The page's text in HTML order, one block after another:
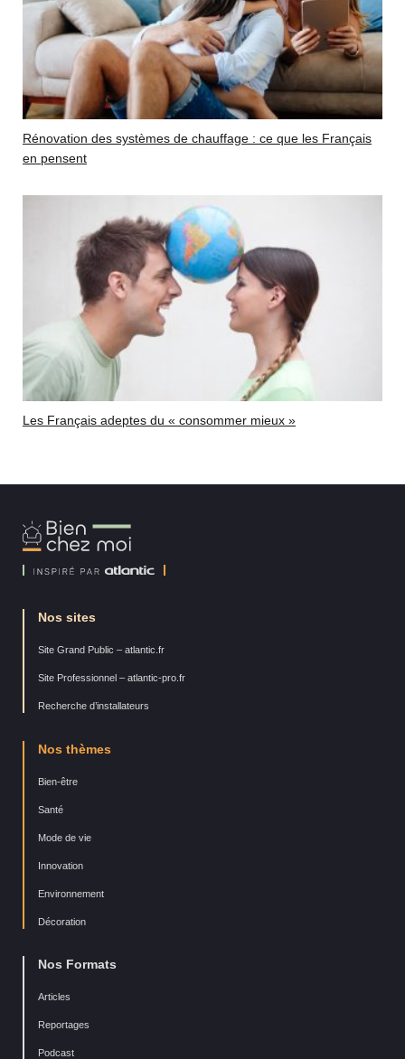
Rénovation des systèmes de chauffage : ce que les Français
en pensent
Les Français adeptes du « consommer mieux »
Bien
Chez
Nos sites
Site Grand Public – atlantic.fr
Site Professionnel – atlantic-pro.fr
Recherche d’installateurs
Nos thèmes
Bien-être
Santé
Mode de vie
Innovation
Environnement
Décoration
Nos Formats
Articles
Reportages
Podcast